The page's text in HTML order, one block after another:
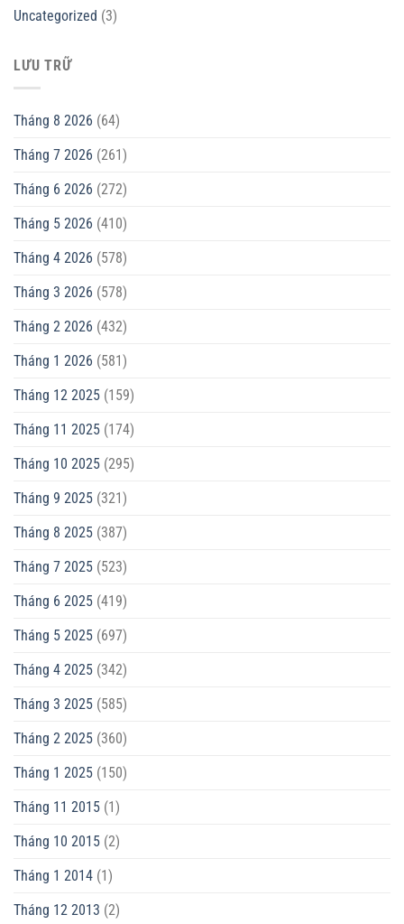
Uncategorized (3)
LƯU TRỮ
Tháng 8 2026 (64)
Tháng 7 2026 (261)
Tháng 6 2026 (272)
Tháng 5 2026 (410)
Tháng 4 2026 (578)
Tháng 3 2026 (578)
Tháng 2 2026 (432)
Tháng 1 2026 (581)
Tháng 12 2025 (159)
Tháng 11 2025 (174)
Tháng 10 2025 (295)
Tháng 9 2025 (321)
Tháng 8 2025 (387)
Tháng 7 2025 (523)
Tháng 6 2025 (419)
Tháng 5 2025 (697)
Tháng 4 2025 (342)
Tháng 3 2025 (585)
Tháng 2 2025 (360)
Tháng 1 2025 (150)
Tháng 11 2015 (1)
Tháng 10 2015 (2)
Tháng 1 2014 (1)
Tháng 12 2013 (2)